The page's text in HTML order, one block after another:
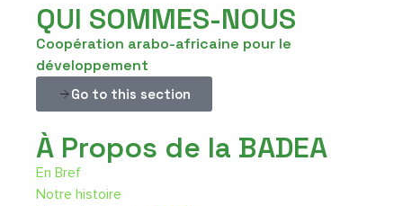
QUI SOMMES-NOUS
Coopération arabo-africaine pour le
développement
Go to this section
À Propos de la BADEA
En Bref
Notre histoire